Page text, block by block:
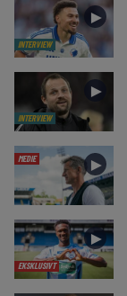
INTERVIEW
►
INTERVIEW
►
MEDIE ►
EKSKLUSIVT
►